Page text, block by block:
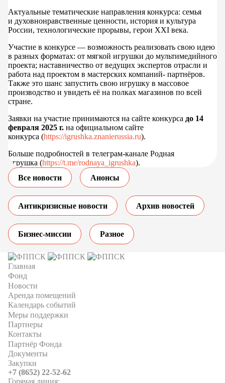
Актуальные тематические направления конкурса: семья
и духовнонравственные ценности, история и культура
России, технологические прорывы, герои XXI века.
Участие в конкурсе — возможность реализовать свою идею
в разных форматах: от мягкой игрушки до мультимедийного
проекта; наставничество от ведущих экспертов отрасли и
работа над проектом в мастерских компаний- партнёров.
Также это шанс запустить свою игрушку в массовое
производство и увидеть её на полках магазинов по всей
стране.
Заявки на участие принимаются на сайте конкурса до 14
февраля 2025 г. на официальном сайте
конкурса (https://igrushka.znanierussia.ru).
Больше подробностей в телеграм-канале Родная
игрушка (https://t.me/rodnaya_igrushka).
Все новости
Анонсы
Антикризисные новости Архив новостей
Бизнес-миссии Разное
Главная
Фонд
Новости
Аренда помещений
Календарь событий
Меры поддержки
Партнеры
Контакты
Партнёр Фонда
Документы
Закупки
+7 (8652) 22-52-62